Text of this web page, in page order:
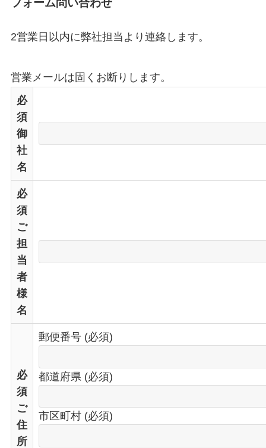
2営業日以内に弊社担当より連絡します。
営業メールは固くお断りします。
必
須
御
社
名
必
須
ご
担
当
者
様
名
必
須
ご
住
所
郵便番号 (必須)
都道府県 (必須)
市区町村 (必須)